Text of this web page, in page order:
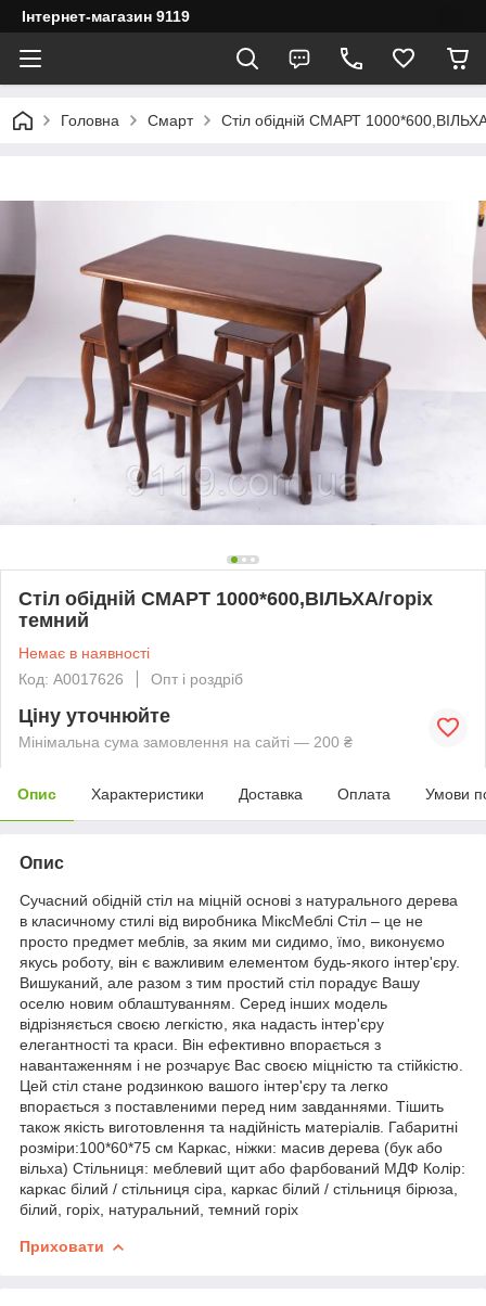
Інтернет-магазин 9119
Головна Смарт Стіл обідній СМАРТ
Стіл обідній СМАРТ 1000*600,ВІЛЬХА/горіх
темний
Немає в наявності
Код: А0017626
Опт і роздріб
Ціну уточнюйте
Мінімальна сума замовлення на сайті — 200 ₴
Опис Характеристики Доставка Оплата Умови
Опис
Сучасний обідній стіл на міцній основі з натурального дерева
в класичному стилі від виробника МіксМеблі Стіл – це не
просто предмет меблів, за яким ми сидимо, їмо, виконуємо
якусь роботу, він є важливим елементом будь-якого інтер'єру.
Вишуканий, але разом з тим простий стіл порадує Вашу
оселю новим облаштуванням. Серед інших модель
відрізняється своєю легкістю, яка надасть інтер'єру
елегантності та краси. Він ефективно впорається з
навантаженням і не розчарує Вас своєю міцністю та стійкістю.
Цей стіл стане родзинкою вашого інтер'єру та легко
впорається з поставленими перед ним завданнями. Тішить
також якість виготовлення та надійність матеріалів. Габаритні
розміри:100*60*75 см Каркас, ніжки: масив дерева (бук або
вільха) Стільниця: меблевий щит або фарбований МДФ Колір:
каркас білий / стільниця сіра, каркас білий / стільниця бірюза,
білий, горіх, натуральний, темний горіх
Приховати